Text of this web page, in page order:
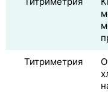
Титриметрия